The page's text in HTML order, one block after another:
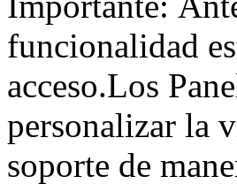
funcionalidad
acceso.Los
personalizar la
soporte de